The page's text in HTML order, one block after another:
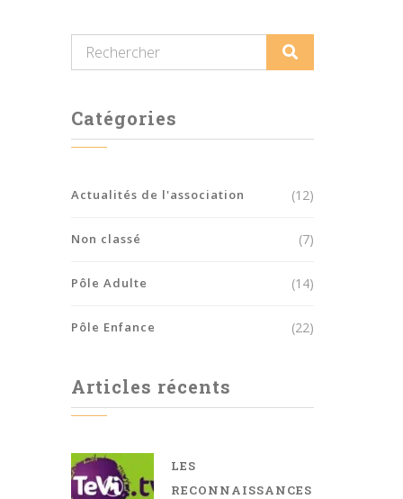
Catégories
Actualités de l'association (12)
Non classé (7)
Pôle Adulte (14)
Pôle Enfance (22)
Articles récents
LES
RECONNAISSANCES